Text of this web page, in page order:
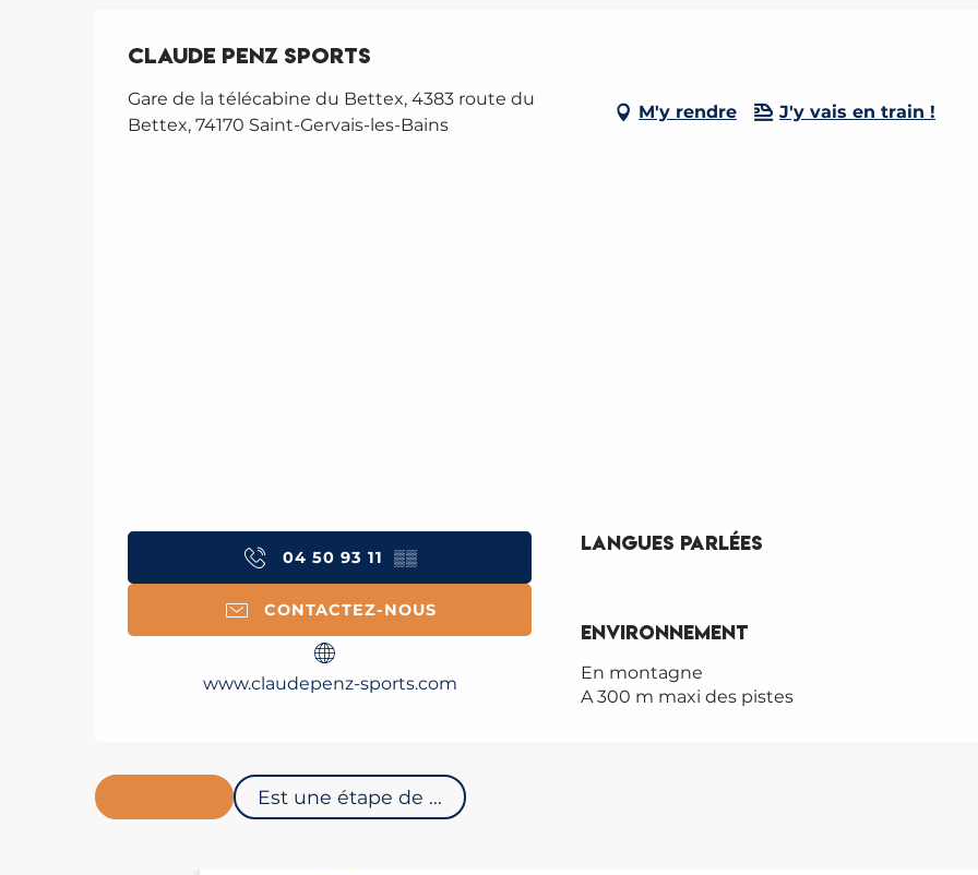
Claude Penz Sports
Gare de la télécabine du Bettex, 4383 route du
Bettex, 74170 Saint-Gervais-les-Bains
M'y rendre J'y vais en train !
04 50 93 11 ▒▒
CONTACTEZ-NOUS
www.claudepenz-sports.com
Langues parlées
Langues parlées
Environnement
Environnement
En montagne
A 300 m maxi des pistes
Est une étape de ...